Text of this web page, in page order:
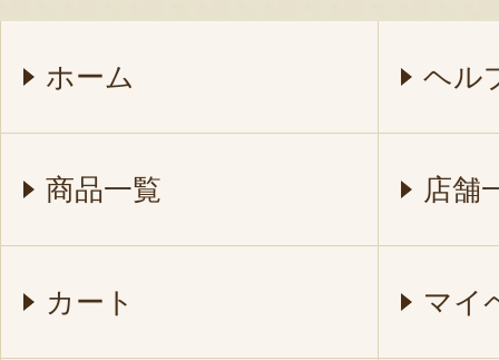
ホーム ヘル
商品一覧 店舗
カート マイ